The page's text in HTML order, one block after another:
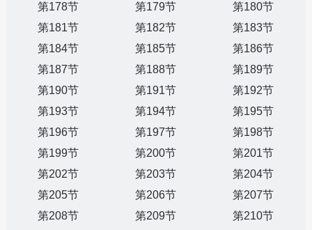
第178节
第179节
第180节
第181节
第182节
第183节
第184节
第185节
第186节
第187节
第188节
第189节
第190节
第191节
第192节
第193节
第194节
第195节
第196节
第197节
第198节
第199节
第200节
第201节
第202节
第203节
第204节
第205节
第206节
第207节
第208节
第209节
第210节